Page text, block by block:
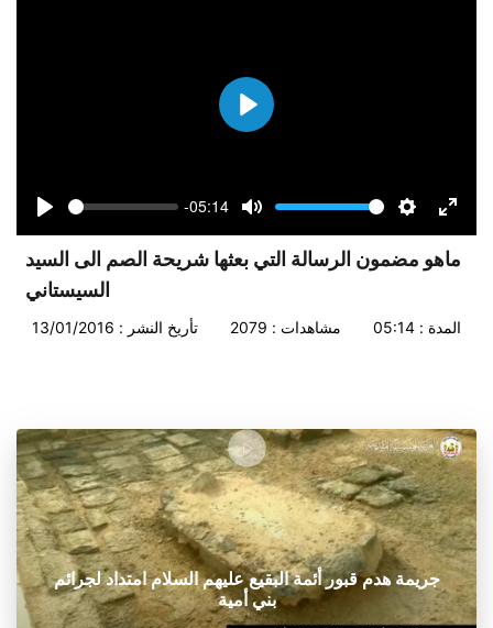
Play
Seek
-05:14
Volume
ماهو مضمون الرسالة التي بعثها شريحة الصم الى السيد
السيستاني
تأريخ النشر : 13/01/2016 مشاهدات : 2079 المدة : 05:14
جريمة هدم قبور أئمة البقيع عليهم السلام امتداد لجرائم
بني أمية